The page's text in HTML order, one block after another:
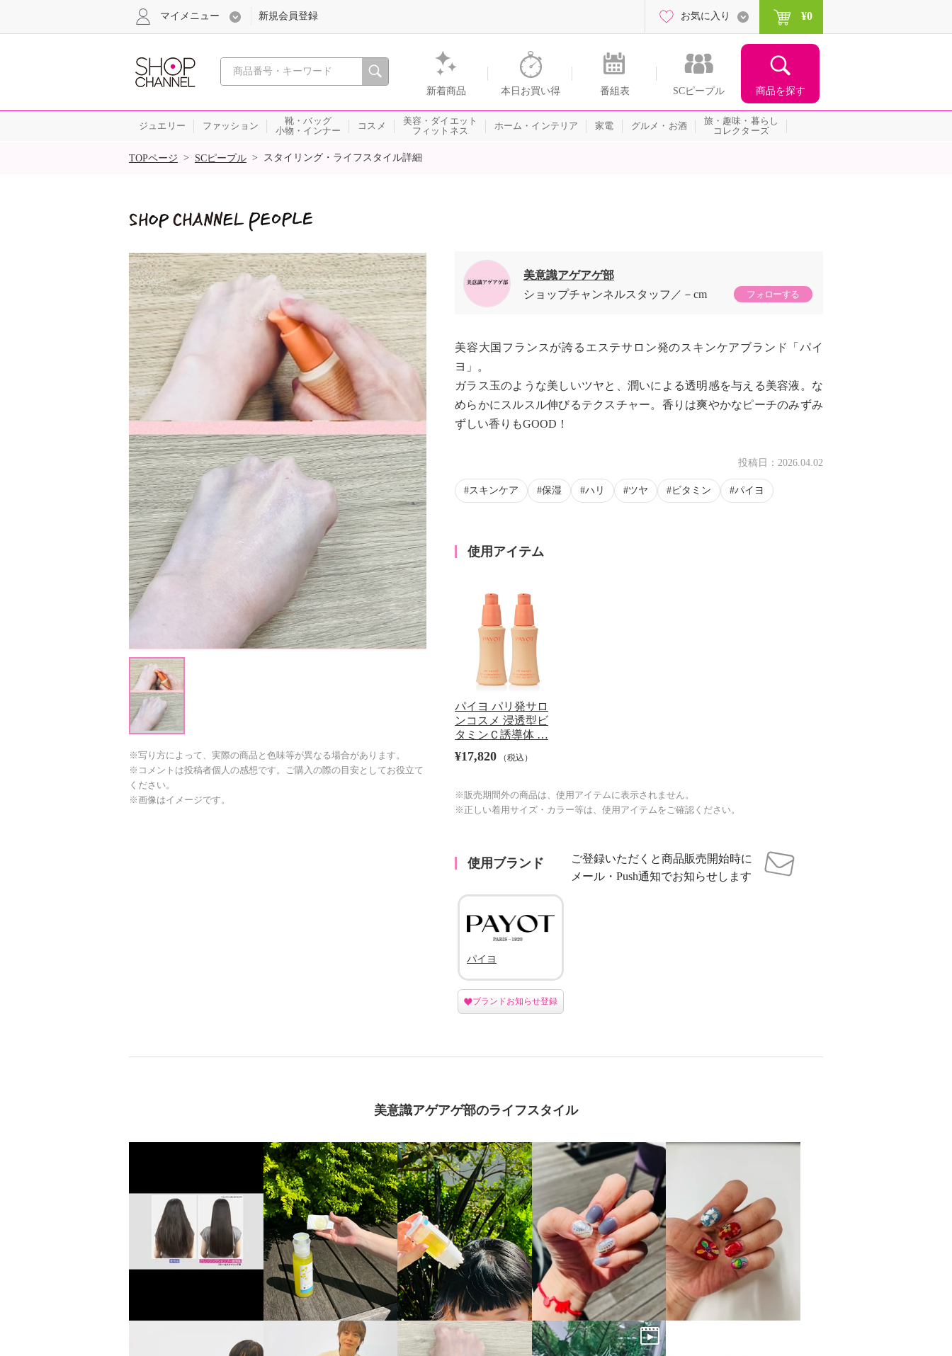
心おどる、瞬間を。通販・テレビショッピングのショップチャンネル
新着商品 本日お買い得 番組表 SCピープル 商品を探す
マイメニュー 新規会員登録 お気に入り ¥0
ジュエリー ファッション
靴・バッグ
小物・インナー
コスメ
美容・ダイエット
フィットネス
ホーム・インテリア 家電 グルメ・お酒
旅・趣味・暮らし
コレクターズ
SALE
TOPページ > SCピープル > スタイリング・ライフスタイル詳細
※写り方によって、実際の商品と色味等が異なる場合があります。
※コメントは投稿者個人の感想です。ご購入の際の目安としてお役立て
ください。
※画像はイメージです。
美意識アゲアゲ部
ショップチャンネルスタッフ
－cm フォローする
美容大国フランスが誇るエステサロン発のスキンケアブランド「パイ
ヨ」。
ガラス玉のような美しいツヤと、潤いによる透明感を与える美容液。な
めらかにスルスル伸びるテクスチャー。香りは爽やかなピーチのみずみ
ずしい香りもGOOD！
投稿日： 2026.04.02
スキンケア 保湿 ハリ ツヤ ビタミン パイヨ
使用アイテム
パイヨ パリ発サロ
ンコスメ 浸透型ビ
タミンＣ誘導体 …
¥17,820 （税込）
※販売期間外の商品は、使用アイテムに表示されません。
※正しい着用サイズ・カラー等は、使用アイテムをご確認ください。
使用ブランド
ご登録いただくと商品販売開始時に
メール・Push通知でお知らせします
パイヨ
ブランドお知らせ登録
美意識アゲアゲ部のライフスタイル